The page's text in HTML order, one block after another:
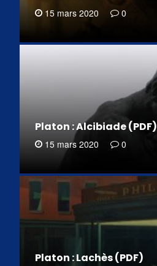
15 mars 2020 0
Platon : Alcibiade (PDF)
15 mars 2020 0
Platon : Lachès (PDF)